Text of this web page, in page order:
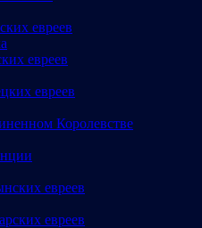
евреев
евреев
евреев
Королевстве
евреев
евреев